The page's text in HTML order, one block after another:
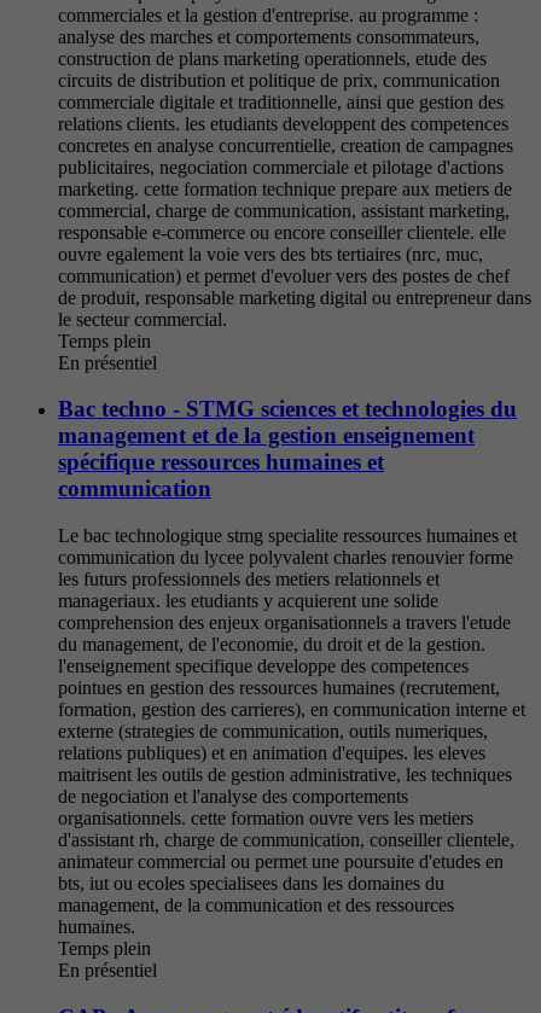
commerciales et la gestion d'entreprise. au programme :
analyse des marches et comportements consommateurs,
construction de plans marketing operationnels, etude des
circuits de distribution et politique de prix, communication
commerciale digitale et traditionnelle, ainsi que gestion des
relations clients. les etudiants developpent des competences
concretes en analyse concurrentielle, creation de campagnes
publicitaires, negociation commerciale et pilotage d'actions
marketing. cette formation technique prepare aux metiers de
commercial, charge de communication, assistant marketing,
responsable e-commerce ou encore conseiller clientele. elle
ouvre egalement la voie vers des bts tertiaires (nrc, muc,
communication) et permet d'evoluer vers des postes de chef
de produit, responsable marketing digital ou entrepreneur dans
le secteur commercial.
Temps plein
En présentiel
Bac techno - STMG sciences et technologies du
management et de la gestion enseignement
spécifique ressources humaines et
communication
Le bac technologique stmg specialite ressources humaines et
communication du lycee polyvalent charles renouvier forme
les futurs professionnels des metiers relationnels et
manageriaux. les etudiants y acquierent une solide
comprehension des enjeux organisationnels a travers l'etude
du management, de l'economie, du droit et de la gestion.
l'enseignement specifique developpe des competences
pointues en gestion des ressources humaines (recrutement,
formation, gestion des carrieres), en communication interne et
externe (strategies de communication, outils numeriques,
relations publiques) et en animation d'equipes. les eleves
maitrisent les outils de gestion administrative, les techniques
de negociation et l'analyse des comportements
organisationnels. cette formation ouvre vers les metiers
d'assistant rh, charge de communication, conseiller clientele,
animateur commercial ou permet une poursuite d'etudes en
bts, iut ou ecoles specialisees dans les domaines du
management, de la communication et des ressources
humaines.
Temps plein
En présentiel